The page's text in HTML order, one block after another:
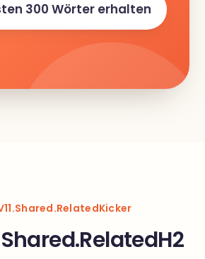
300 Wörter erhalten